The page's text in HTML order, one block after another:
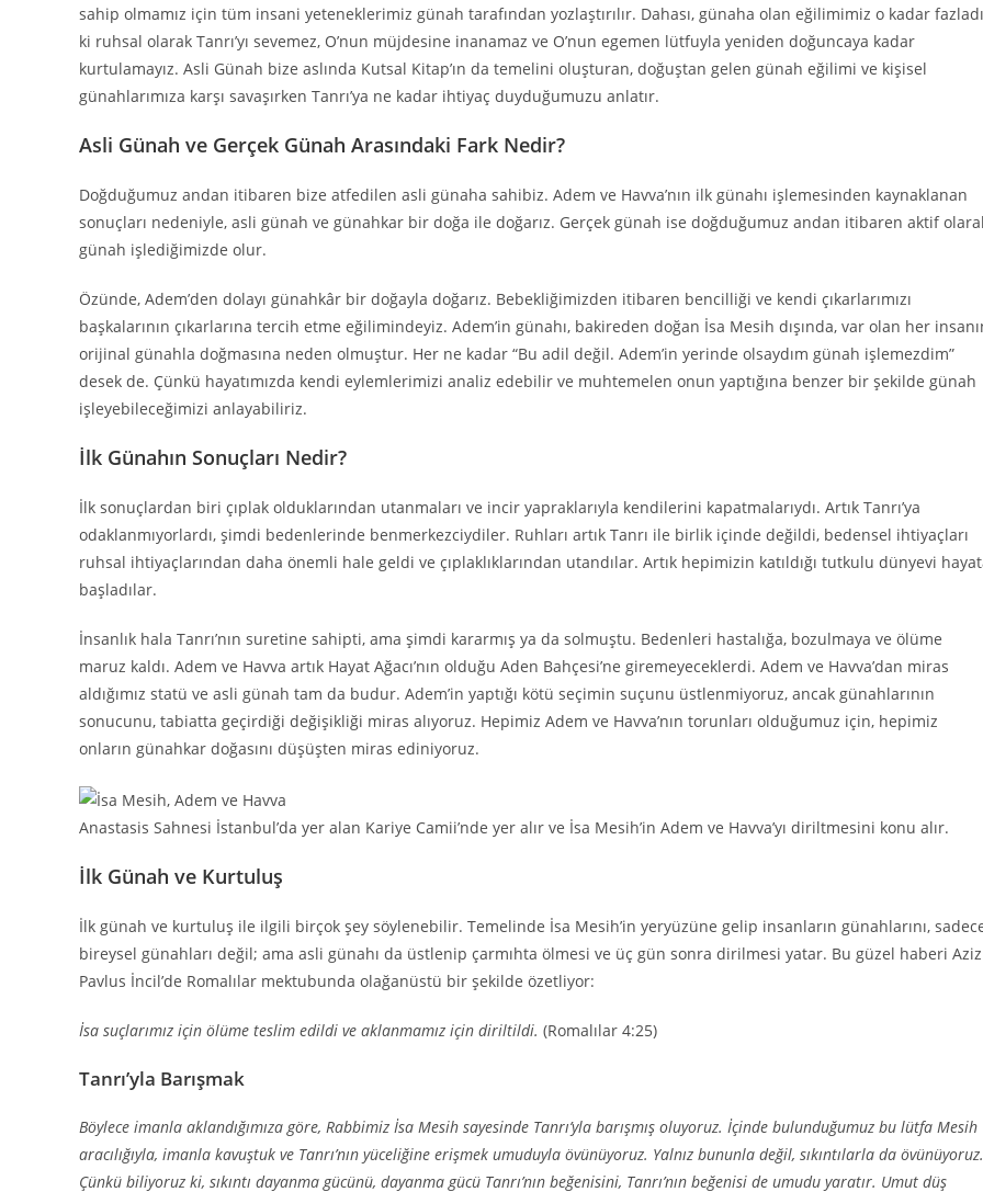
sahip olmamız için tüm insani yeteneklerimiz günah tarafından yozlaştırılır. Dahası, günaha olan eğilimimiz o kadar
ki ruhsal olarak Tanrı’yı sevemez, O’nun müjdesine inanamaz ve O’nun egemen lütfuyla yeniden doğuncaya kadar
kurtulamayız. Asli Günah bize aslında Kutsal Kitap’ın da temelini oluşturan, doğuştan gelen günah eğilimi ve kişisel
günahlarımıza karşı savaşırken Tanrı’ya ne kadar ihtiyaç duyduğumuzu anlatır.
Asli Günah ve Gerçek Günah Arasındaki Fark Nedir?
Doğduğumuz andan itibaren bize atfedilen asli günaha sahibiz. Adem ve Havva’nın ilk günahı işlemesinden kaynaklanan
sonuçları nedeniyle, asli günah ve günahkar bir doğa ile doğarız. Gerçek günah ise doğduğumuz andan itibaren aktif
günah işlediğimizde olur.
Özünde, Adem’den dolayı günahkâr bir doğayla doğarız. Bebekliğimizden itibaren bencilliği ve kendi çıkarlarımızı
başkalarının çıkarlarına tercih etme eğilimindeyiz. Adem’in günahı, bakireden doğan İsa Mesih dışında, var olan her
orijinal günahla doğmasına neden olmuştur. Her ne kadar “Bu adil değil. Adem’in yerinde olsaydım günah işlemezdim”
desek de. Çünkü hayatımızda kendi eylemlerimizi analiz edebilir ve muhtemelen onun yaptığına benzer bir şekilde günah
işleyebileceğimizi anlayabiliriz.
İlk Günahın Sonuçları Nedir?
İlk sonuçlardan biri çıplak olduklarından utanmaları ve incir yapraklarıyla kendilerini kapatmalarıydı. Artık Tanrı’ya
odaklanmıyorlardı, şimdi bedenlerinde benmerkezciydiler. Ruhları artık Tanrı ile birlik içinde değildi, bedensel ihtiyaçları
ruhsal ihtiyaçlarından daha önemli hale geldi ve çıplaklıklarından utandılar. Artık hepimizin katıldığı tutkulu dünyevi
başladılar.
İnsanlık hala Tanrı’nın suretine sahipti, ama şimdi kararmış ya da solmuştu. Bedenleri hastalığa, bozulmaya ve ölüme
maruz kaldı. Adem ve Havva artık Hayat Ağacı’nın olduğu Aden Bahçesi’ne giremeyeceklerdi. Adem ve Havva’dan miras
aldığımız statü ve asli günah tam da budur. Adem’in yaptığı kötü seçimin suçunu üstlenmiyoruz, ancak günahlarının
sonucunu, tabiatta geçirdiği değişikliği miras alıyoruz. Hepimiz Adem ve Havva’nın torunları olduğumuz için, hepimiz
onların günahkar doğasını düşüşten miras ediniyoruz.
Anastasis Sahnesi İstanbul’da yer alan Kariye Camii’nde yer alır ve İsa Mesih’in Adem ve Havva’yı diriltmesini konu alır.
İlk Günah ve Kurtuluş
İlk günah ve kurtuluş ile ilgili birçok şey söylenebilir. Temelinde İsa Mesih’in yeryüzüne gelip insanların günahlarını,
bireysel günahları değil; ama asli günahı da üstlenip çarmıhta ölmesi ve üç gün sonra dirilmesi yatar. Bu güzel haberi Aziz
Pavlus İncil’de Romalılar mektubunda olağanüstü bir şekilde özetliyor:
İsa suçlarımız için ölüme teslim edildi ve aklanmamız için diriltildi. (Romalılar 4:25)
Tanrı’yla Barışmak
Böylece imanla aklandığımıza göre, Rabbimiz İsa Mesih sayesinde Tanrı’yla barışmış oluyoruz. İçinde bulunduğumuz bu lütfa Mesih
aracılığıyla, imanla kavuştuk ve Tanrı’nın yüceliğine erişmek umuduyla övünüyoruz. Yalnız bununla değil, sıkıntılarla da övünüyoruz.
Çünkü biliyoruz ki, sıkıntı dayanma gücünü, dayanma gücü Tanrı’nın beğenisini, Tanrı’nın beğenisi de umudu yaratır. Umut düş